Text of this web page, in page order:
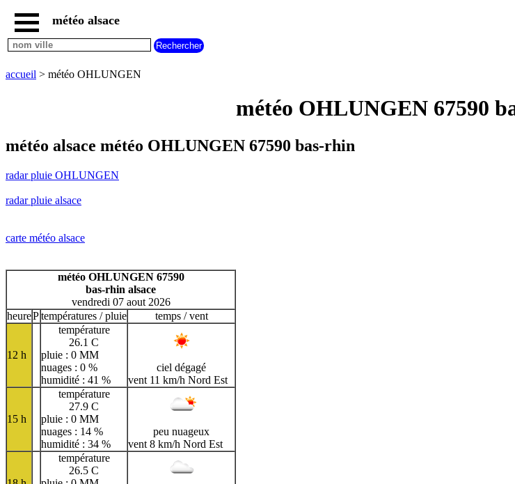
accueil
radar
OHLUNGEN
radar
pluie
carte
météo
france
villes
F
G
H
I J K L M
N
R S T
U
V
W X Y Z
météo alsace
accueil > météo OHLUNGEN
météo OHLUNGEN 67590
météo alsace météo OHLUNGEN 67590 bas-rhin
radar pluie OHLUNGEN
radar pluie alsace
carte météo alsace
météo OHLUNGEN 67590
bas-rhin alsace
vendredi 07 aout 2026
heurePtempératures / pluie temps / vent
12 h
température
26.1 C
pluie : 0 MM
nuages : 0 %
humidité : 41 %
ciel dégagé
vent 11 km/h Nord Est
15 h
température
27.9 C
pluie : 0 MM
nuages : 14 %
humidité : 34 %
peu nuageux
vent 8 km/h Nord Est
température
26.5 C